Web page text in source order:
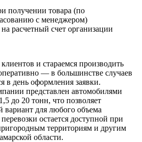
получении товара (по
с менеджером)
расчетный счет организации
и стараемся производить
— в большинстве случаев
в день оформления заявки.
представлен автомобилями
до 20 тонн, что позволяет
вариант для любого объема
остается доступной при
территориям и другим
области.